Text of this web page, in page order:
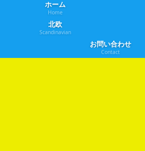
ホーム
Home
北欧
Scandinavian
お問い合わせ
Contact